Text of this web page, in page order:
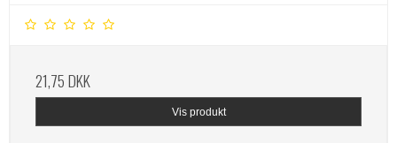
21,75 DKK
Vis produkt